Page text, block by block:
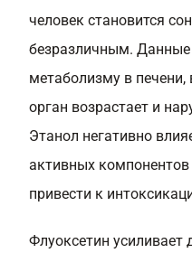
человек становится
безразличным. Данные
метаболизму в печени,
орган возрастает и
Этанол негативно
активных
привести к
Флуоксетин усиливает